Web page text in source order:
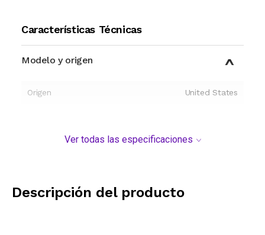
Características Técnicas
Modelo y origen
Origen United States
Ver todas las especificaciones
Descripción del producto